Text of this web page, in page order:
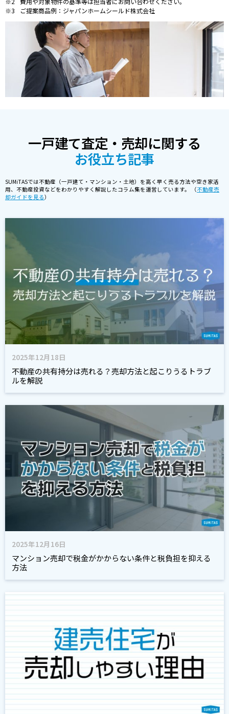
ご提案商品例：ジャパンホームシールド株式会社
一戸建て査定・売却に関する
お役立ち記事
SUMiTASでは不動産（一戸建て・マンション・土地）を高く早く売る方法や空き家活
用、不動産投資などをわかりやすく解説したコラム集を運営しています。 （不動産売
却ガイドを見る）
2025年12月18日
不動産の共有持分は売れる？売却方法と起こりうるトラブ
ルを解説
2025年12月16日
マンション売却で税金がかからない条件と税負担を抑える
方法